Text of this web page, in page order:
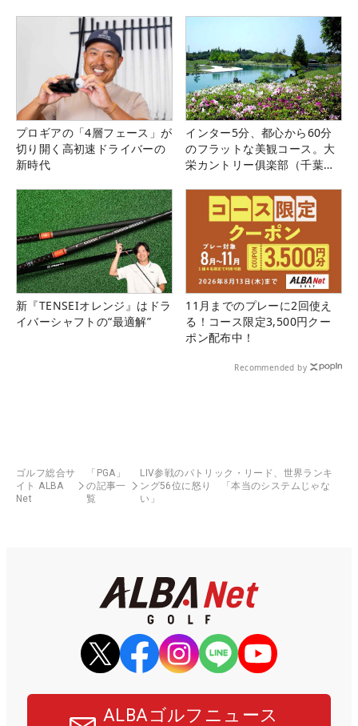
プロギアの「4層フェース」が
切り開く高初速ドライバーの
新時代
インター5分、都心から60分
のフラットな美観コース。大
栄カントリー俱楽部（千葉
新『TENSEIオレンジ』はドラ
イバーシャフトの“最適解”
11月までのプレーに2回使え
る！コース限定3,500円クー
ポン配布中！
Recommended by
ゴルフ総合サ
イト ALBA
Net
「PGA」
の記事一
覧
LIV参戦のパトリック・リード、世界ランキ
ング56位に怒り 「本当のシステムじゃな
い」
ALBAゴルフニュース